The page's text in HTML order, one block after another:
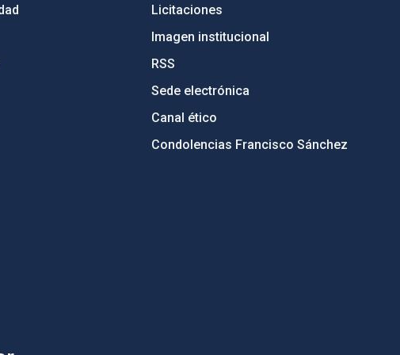
Licitaciones
Imagen institucional
RSS
Sede electrónica
Canal ético
Condolencias Francisco Sánchez